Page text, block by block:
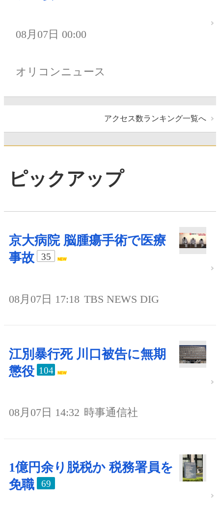
08月07日 00:00
オリコンニュース
アクセス数ランキング一覧へ
ピックアップ
京大病院 脳腫瘍手術で医療
事故
35
08月07日 17:18 TBS NEWS DIG
江別暴行死 川口被告に無期
懲役 104
08月07日 14:32 時事通信社
1億円余り脱税か 税務署員を
免職
69